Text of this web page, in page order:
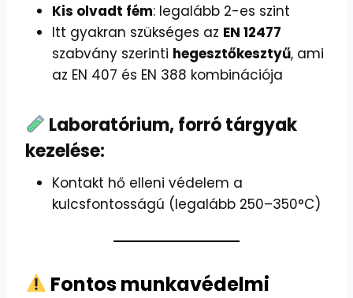
Kis olvadt fém: legalább 2-es szint
Itt gyakran szükséges az EN 12477
szabvány szerinti hegesztőkesztyű, ami
az EN 407 és EN 388 kombinációja
Laboratórium, forró tárgyak
kezelése:
Kontakt hő elleni védelem a
kulcsfontosságú (legalább 250–350°C)
Fontos munkavédelmi